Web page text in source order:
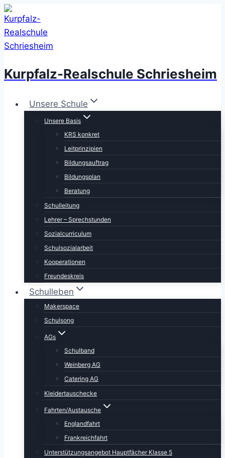
Zum
Inhalt
springen
Kurpfalz-Realschule Schriesheim
Unsere Schule
Unsere Basis
KRS konkret
Leitprinzipien
Bildungsauftrag
Bildungsplan
Beratung
Schulleitung
Lehrer – Sprechstunden
Sozialcurriculum
Schulsozialarbeit
Kooperationen
Freundeskreis
Schulleben
Makerspace
Schulsong
AGs
Schulband
Weinberg AG
Catering AG
Kleidertauschecke
Fahrten/Austausche
Englandfahrt
Frankreichfahrt
Unterstützungsangebot Hauptfächer Klasse 5